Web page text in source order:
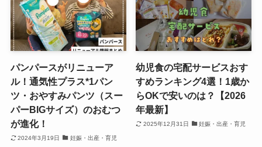
パンパースがリニューア
ル！通気性プラス*1パン
ツ・おやすみパンツ（スー
パーBIGサイズ）のおむつ
が進化！
2024年3月19日 妊娠・出産・育児
幼児食の宅配サービスおす
すめランキング4選！1歳か
らOKで安いのは？【2026
年最新】
2025年12月31日 妊娠・出産・育児